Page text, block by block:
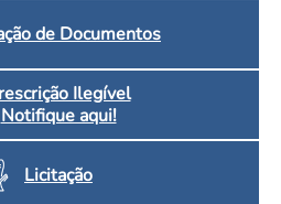
de Documentos
Ilegível
Notifique aqui!
Licitação